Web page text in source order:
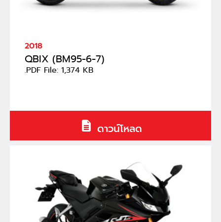
2018
QBIX (BM95-6-7)
.PDF File: 1,374 KB
ดาวน์โหลด